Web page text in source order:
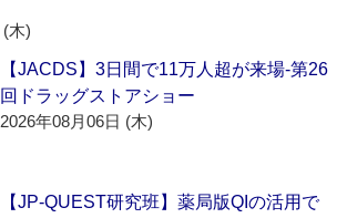
木)
【JACDS】3日間で11万人超が来場‐第26
回ドラッグストアショー
2026年08月06日 (木)
【JP-QUEST研究班】薬局版QIの活用で